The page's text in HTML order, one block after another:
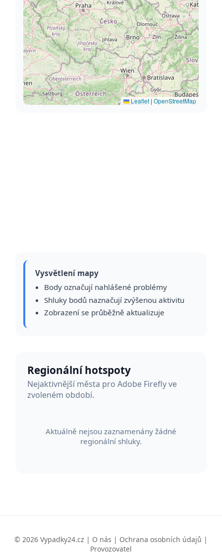
Leaflet | OpenStreetMap
Vysvětlení mapy
Body označují nahlášené problémy
Shluky bodů naznačují zvýšenou aktivitu
Zobrazení se průběžně aktualizuje
Regionální hotspoty
Nejaktivnější města pro Adobe Firefly ve
zvoleném období.
Aktuálně nejsou zaznamenány žádné
regionální shluky.
© 2026 Vypadky24.cz | O nás | Ochrana osobních údajů |
Provozovatel